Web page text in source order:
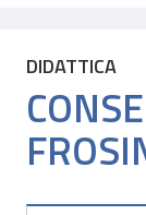
DIDATTICA